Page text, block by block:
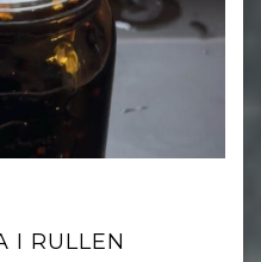
I RULLEN